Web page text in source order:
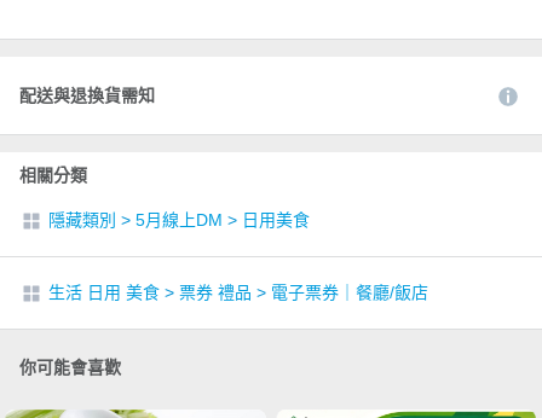
配送與退換貨需知
相關分類
隱藏類別 > 5月線上DM > 日用美食
生活 日用 美食 > 票券 禮品 > 電子票券｜餐廳/飯店
你可能會喜歡